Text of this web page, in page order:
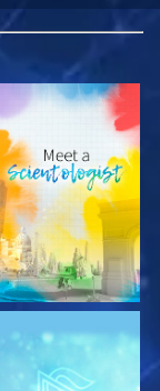
VERKEN DE SERIE